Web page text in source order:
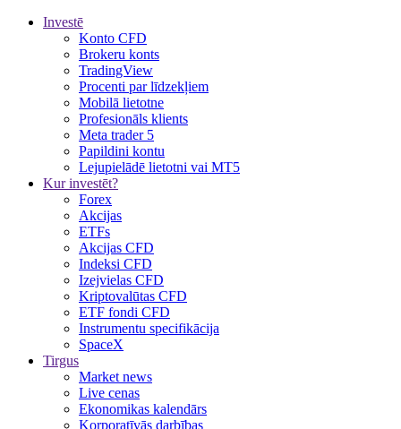
Investē
Konto CFD
Brokeru konts
TradingView
Procenti par līdzekļiem
Mobilā lietotne
Profesionāls klients
Meta trader 5
Papildini kontu
Lejupielādē lietotni vai MT5
Kur investēt?
Forex
Akcijas
ETFs
Akcijas CFD
Indeksi CFD
Izejvielas CFD
Kriptovalūtas CFD
ETF fondi CFD
Instrumentu specifikācija
SpaceX
Tirgus
Market news
Live cenas
Ekonomikas kalendārs
Korporatīvās darbības